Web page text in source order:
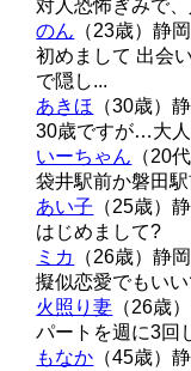
対人恐怖ぎみで
のん （23歳）静
初めまして 出会
で隠し...
あきほ （30歳）
30歳ですが…大人
いーちゃん （20
袋井駅前か磐田
あい子 （25歳）
はじめまして?
ミカ
（26歳）静
擬似恋愛でもい
火照り妻 （26歳）
パートを週に3回
もなか （45歳）